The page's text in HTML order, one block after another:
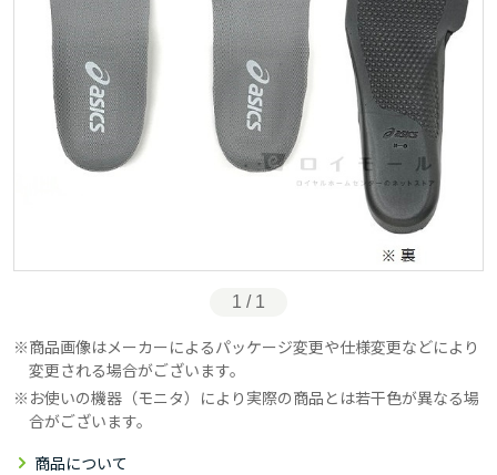
1 / 1
商品画像はメーカーによるパッケージ変更や仕様変更などにより
変更される場合がございます。
お使いの機器（モニタ）により実際の商品とは若干色が異なる場
合がございます。
商品について